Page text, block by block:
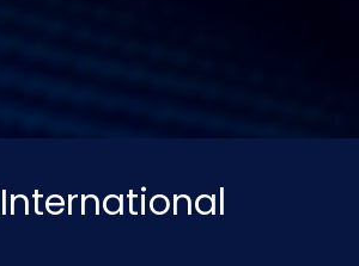
International